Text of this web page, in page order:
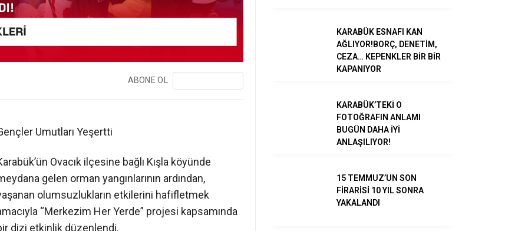
WhatsApp İhbar
ABONE OL
Umutları Yeşertti
Ovacık ilçesine bağlı Kışla köyünde
gelen orman yangınlarının ardından,
olumsuzlukların etkilerini hafifletmek
“Merkezim Her Yerde” projesi kapsamında
dizi etkinlik düzenlendi.
KARABÜK ESNAFI KAN
AĞLIYOR!BORÇ, DENETİM,
CEZA… KEPENKLER BİR BİR
KAPANIYOR
KARABÜK’TEKİ O
FOTOĞRAFIN ANLAMI
BUGÜN DAHA İYİ
ANLAŞILIYOR!
15 TEMMUZ’UN SON
FİRARİSİ 10 YIL SONRA
YAKALANDI